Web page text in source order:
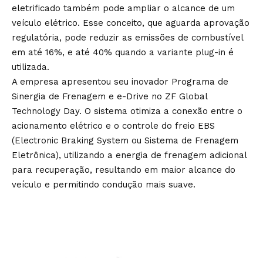
eletrificado também pode ampliar o alcance de um
veículo elétrico. Esse conceito, que aguarda aprovação
regulatória, pode reduzir as emissões de combustível
em até 16%, e até 40% quando a variante plug-in é
utilizada.
A empresa apresentou seu inovador Programa de
Sinergia de Frenagem e e-Drive no ZF Global
Technology Day. O sistema otimiza a conexão entre o
acionamento elétrico e o controle do freio EBS
(Electronic Braking System ou Sistema de Frenagem
Eletrônica), utilizando a energia de frenagem adicional
para recuperação, resultando em maior alcance do
veículo e permitindo condução mais suave.